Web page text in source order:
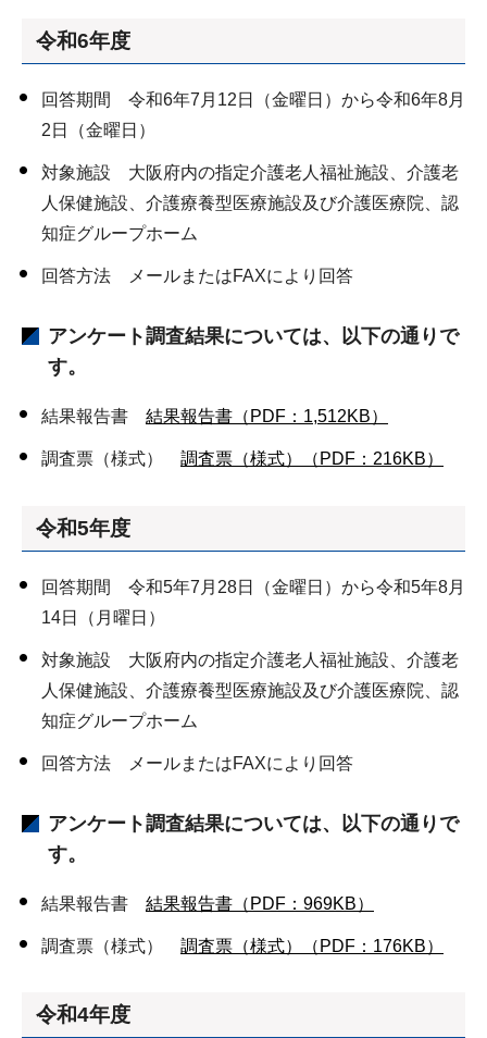
令和6年度
回答期間 令和6年7月12日（金曜日）から令和6年8月
2日（金曜日）
対象施設 大阪府内の指定介護老人福祉施設、介護老
人保健施設、介護療養型医療施設及び介護医療院、認
知症グループホーム
回答方法 メールまたはFAXにより回答
アンケート調査結果については、以下の通りで
す。
結果報告書 結果報告書（PDF：1,512KB）
調査票（様式） 調査票（様式）（PDF：216KB）
令和5年度
回答期間 令和5年7月28日（金曜日）から令和5年8月
14日（月曜日）
対象施設 大阪府内の指定介護老人福祉施設、介護老
人保健施設、介護療養型医療施設及び介護医療院、認
知症グループホーム
回答方法 メールまたはFAXにより回答
アンケート調査結果については、以下の通りで
す。
結果報告書 結果報告書（PDF：969KB）
調査票（様式） 調査票（様式）（PDF：176KB）
令和4年度